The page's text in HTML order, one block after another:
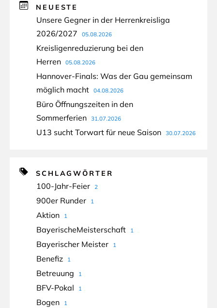
NEUESTE
Unsere Gegner in der Herrenkreisliga
2026/2027
05.08.2026
Kreisligenreduzierung bei den
Herren
05.08.2026
Hannover-Finals: Was der Gau gemeinsam
möglich macht
04.08.2026
Büro Öffnungszeiten in den
Sommerferien
31.07.2026
U13 sucht Torwart für neue Saison 30.07.2026
SCHLAGWÖRTER
100-Jahr-Feier 2
900er Runder 1
Aktion 1
BayerischeMeisterschaft 1
Bayerischer Meister 1
Benefiz 1
Betreuung 1
BFV-Pokal 1
Bogen 1